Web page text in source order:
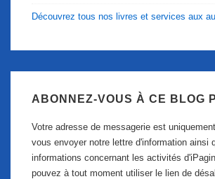
Découvrez tous nos livres et services aux
ABONNEZ-VOUS À CE BLOG
Votre adresse de messagerie est
vous envoyer notre lettre d'information ainsi
informations concernant les activités
pouvez à tout moment utiliser le lien de